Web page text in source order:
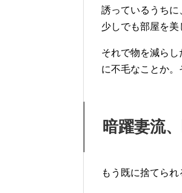
誘っているうちに
少しでも部屋を美
それで物を減ら
に不毛なことか。
暗躍妻流
もう既に捨てら